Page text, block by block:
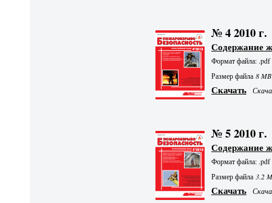
№ 4 2010 г.
Содержание
Формат файла: .pdf
Размер файла8 MB
Скачать
№ 5 2010 г.
Содержание
Формат файла: .pdf
Размер файла3.2
Скачать